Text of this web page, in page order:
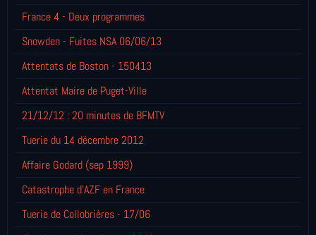
France 4 - Deux programmes
Snowden - Fuites NSA 06/06/13
Attentats de Boston - 150413
Attentat Maire de Puget-Ville
21/12/12 : 20 minutes de BFMTV
Tuerie du 14 décembre 2012
Affaire Godard (sep 1999)
Catastrophe d'AZF en France
Tuerie de Collobrières - 17/06